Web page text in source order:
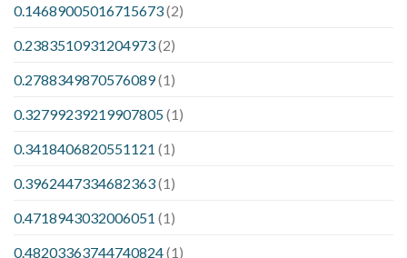
0.14689005016715673(2)
0.2383510931204973(2)
0.2788349870576089(1)
0.32799239219907805(1)
0.3418406820551121 (1)
0.3962447334682363(1)
0.4718943032006051 (1)
0.48203363744740824(1)